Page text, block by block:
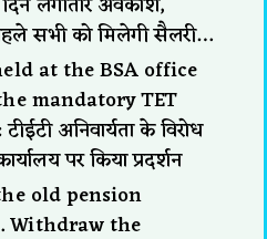
सभी को मिलेगी सैलरी…
at the BSA office
mandatory TET
अनिवार्यता के विरोध
पर किया प्रदर्शन
old pension
Withdraw the